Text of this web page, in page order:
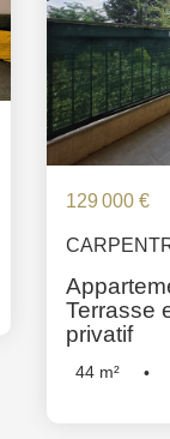
129 000 €
Terrasse
privatif
44 m²